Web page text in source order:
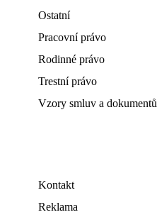
Ostatní
Pracovní právo
Rodinné právo
Trestní právo
Vzory smluv a dokumentů
Kontakt
Reklama